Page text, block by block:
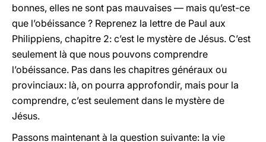
bonnes, elles ne sont pas mauvaises — mais qu’est-ce
que l’obéissance ? Reprenez la lettre de Paul aux
Philippiens, chapitre 2: c’est le mystère de Jésus. C’est
seulement là que nous pouvons comprendre
l’obéissance. Pas dans les chapitres généraux ou
provinciaux: là, on pourra approfondir, mais pour la
comprendre, c’est seulement dans le mystère de
Jésus.
Passons maintenant à la question suivante: la vie